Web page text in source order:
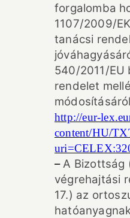
forgalomba
1107/2009/
tanácsi
540/2011/
rendelet
módosításáról
http://eur-
content/HU/
– A Bizottság
végrehajtási
17.) az